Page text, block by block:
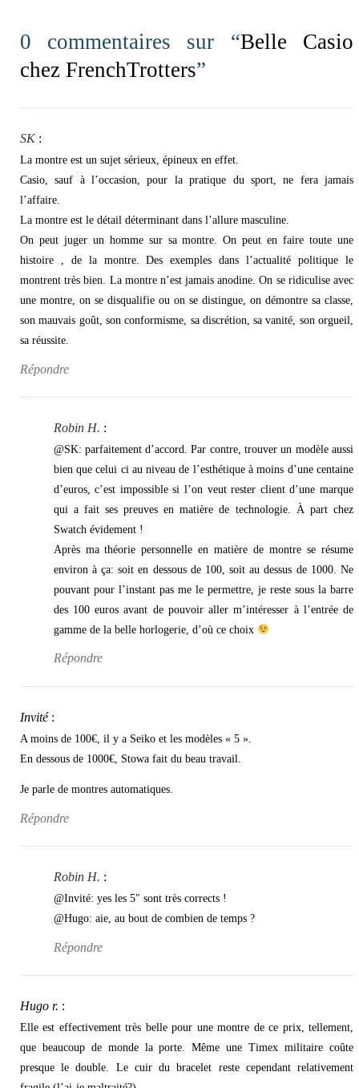
0 commentaires sur “Belle Casio
chez FrenchTrotters”
SK :
La montre est un sujet sérieux, épineux en effet.
Casio, sauf à l’occasion, pour la pratique du sport, ne fera jamais
l’affaire.
La montre est le détail déterminant dans l’allure masculine.
On peut juger un homme sur sa montre. On peut en faire toute une
histoire , de la montre. Des exemples dans l’actualité politique le
montrent très bien. La montre n’est jamais anodine. On se ridiculise avec
une montre, on se disqualifie ou on se distingue, on démontre sa classe,
son mauvais goût, son conformisme, sa discrétion, sa vanité, son orgueil,
sa réussite.
Répondre
Robin H. :
@SK: parfaitement d’accord. Par contre, trouver un modèle aussi
bien que celui ci au niveau de l’esthétique à moins d’une centaine
d’euros, c’est impossible si l’on veut rester client d’une marque
qui a fait ses preuves en matière de technologie. À part chez
Swatch évidement !
Après ma théorie personnelle en matière de montre se résume
environ à ça: soit en dessous de 100, soit au dessus de 1000. Ne
pouvant pour l’instant pas me le permettre, je reste sous la barre
des 100 euros avant de pouvoir aller m’intéresser à l’entrée de
gamme de la belle horlogerie, d’où ce choix
Répondre
Invité :
A moins de 100€, il y a Seiko et les modèles « 5 ».
En dessous de 1000€, Stowa fait du beau travail.
Je parle de montres automatiques.
Répondre
Robin H. :
@Invité: yes les 5″ sont très corrects !
@Hugo: aie, au bout de combien de temps ?
Répondre
Hugo r. :
Elle est effectivement très belle pour une montre de ce prix, tellement,
que beaucoup de monde la porte. Même une Timex militaire coûte
presque le double. Le cuir du bracelet reste cependant relativement